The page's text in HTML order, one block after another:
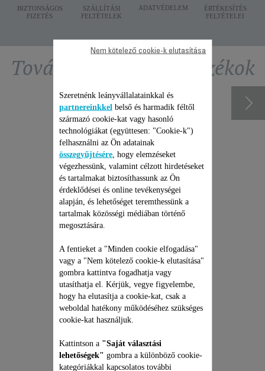
BIZTONSÁGOS
FIZETÉS
SZÁLLÍTÁSI
FELTÉTELEK
ADATVÉDELEM
ÉRTÉKESÍTÉS
FELTÉTELEI
További ajánlott tartozékok
00133780
Gondozott szakáll
Raktáron van.
1 270 Ft
Kosárba
Szeretnénk leányvállalatainkkal és
partnereinkkel belső és harmadik féltől
származó cookie-kat vagy hasonló
technológiákat (együttesen: "Cookie-k")
felhasználni az Ön adatainak
összegyűjtésére, hogy elemzéseket
végezhessünk, valamint célzott hirdetéseket
és tartalmakat biztosíthassunk az Ön
érdeklődései és online tevékenységei
alapján, és lehetőséget teremthessünk a
tartalmak közösségi médiában történő
megosztására.
A fentieket a "Minden cookie elfogadása"
vagy a "Nem kötelező cookie-k elutasítása"
gombra kattintva fogadhatja vagy
utasíthatja el. Kérjük, vegye figyelembe,
hogy ha elutasítja a cookie-kat, csak a
weboldal hatékony működéséhez szükséges
cookie-kat használjuk.
Kattintson a "Saját választási
lehetőségek" gombra a különböző cookie-
kategóriákkal kapcsolatos további
Nem kötelező cookie-k elutasítása